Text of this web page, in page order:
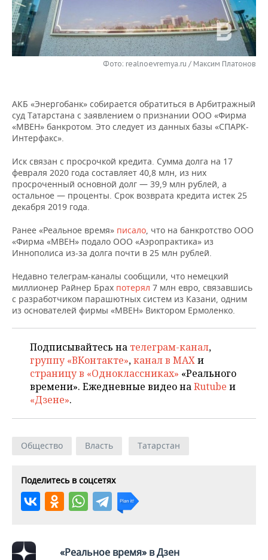
НЕФТЕХИМИЯ
НЕФТЬ
ОПК
РОЗНИЧНАЯ ТОРГОВЛЯ
ТРАНСПОРТ
НОВОСТИ ТЕХНОЛОГИЙ
IT
ТЕЛЕКОММУНИКАЦИИ
МЕРОПРИЯТИЯ
НОВОСТИ МЕРОПРИЯТИЙ
БИЗНЕС-БРАНЧИ
ONLINE-КОНФЕРЕНЦИИ
ОТКРЫТАЯ ЛЕКЦИЯ
СПОРТ
ФУТБОЛ
ХОККЕЙ
БАСКЕТБОЛ
ВОЛЕЙБОЛ
КИБЕРСПОРТ
ФИГУРНОЕ КАТАНИЕ
ХОККЕЙ С МЯЧОМ
НОВОСТИ ОБЩЕСТВА
ВЛАСТЬ
ИНФРАСТРУКТУРА
ИСТОРИЯ
КУЛЬТУРА
МЕДИЦИНА
ПРОИСШЕСТВИЯ
ФОТОГАЛЕРЕЯ
СЮЖЕТЫ
СПРАВОЧНИК
СПИСОК ПЕРСОН
СПИСОК КОМПАНИЙ
ПОЛНАЯ ВЕРСИЯ
Фото: realnoevremya.ru / Максим Платонов
АКБ «Энергобанк» собирается обратиться в Арбитражный
суд Татарстана с заявлением о признании ООО «Фирма
«МВЕН» банкротом. Это следует из данных базы «СПАРК-
Интерфакс».
Иск связан с просрочкой кредита. Сумма долга на 17
февраля 2020 года составляет 40,8 млн, из них
просроченный основной долг — 39,9 млн рублей, а
остальное — проценты. Срок возврата кредита истек 25
декабря 2019 года.
Ранее «Реальное время» писало, что на банкротство ООО
«Фирма «МВЕН» подало ООО «Аэропрактика» из
Иннополиса из-за долга почти в 25 млн рублей.
Недавно телеграм-каналы сообщили, что немецкий
миллионер Райнер Брах потерял 7 млн евро, связавшись
с разработчиком парашютных систем из Казани, одним
из основателей фирмы «МВЕН» Виктором Ермоленко.
Подписывайтесь на телеграм-канал,
группу «ВКонтакте»,канал в MAXи
страницу в «Одноклассниках» «Реального
времени». Ежедневные видео наRutube и
«Дзене».
Общество Власть Татарстан
Поделитесь в соцсетях
«Реальное время» в Дзен